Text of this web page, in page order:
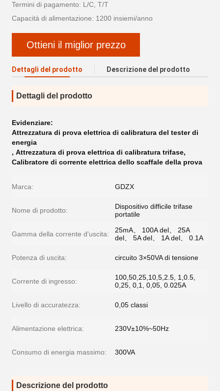
Termini di pagamento: L/C, T/T
Capacità di alimentazione: 1200 insiemi/anno
Ottieni il miglior prezzo
Dettagli del prodotto Descrizione del prodotto
Dettagli del prodotto
Evidenziare:
Attrezzatura di prova elettrica di calibratura del tester di
energia
, Attrezzatura di prova elettrica di calibratura trifase,
Calibratore di corrente elettrica dello scaffale della prova
Marca: GDZX
Nome di prodotto:
Dispositivo difficile trifase
portatile
Gamma della corrente d'uscita:
25mA、 100A del、 25A
del、 5A del、 1A del、 0.1A
Potenza di uscita: circuito 3×50VA di tensione
Corrente di ingresso:
100,50,25,10,5,2.5, 1,0.5,
0,25, 0,1, 0,05, 0.025A
Livello di accuratezza: 0,05 classi
Alimentazione elettrica: 230V±10%~50Hz
Consumo di energia massimo: 300VA
Descrizione del prodotto